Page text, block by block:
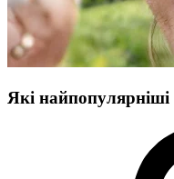
Які найпопулярніші